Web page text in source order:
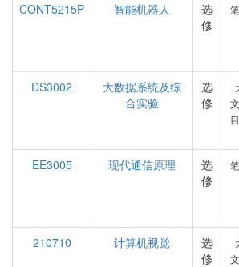
CONT5215P
智能机器人
选
修
DS3002
大数据系统及综
合实验
选
修
EE3005
现代通信原理
选
修
210710
计算机视觉
选
修